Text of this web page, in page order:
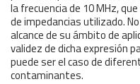
la frecuencia de 10 MHz,
de impedancias utilizado.
alcance de su ámbito de
validez de dicha expresión
puede ser el caso de
contaminantes.